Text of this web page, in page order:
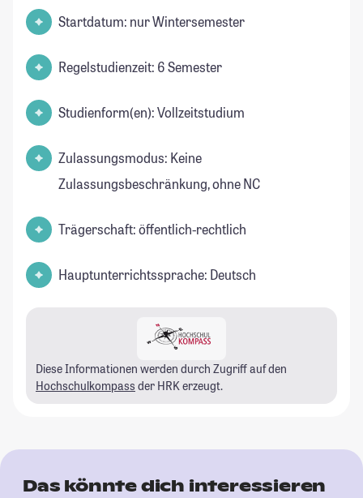
Startdatum: nur Wintersemester
Regelstudienzeit: 6 Semester
Studienform(en): Vollzeitstudium
Zulassungsmodus: Keine
Zulassungsbeschränkung, ohne NC
Trägerschaft: öffentlich-rechtlich
Hauptunterrichtssprache: Deutsch
Diese Informationen werden durch Zugriff auf den
Hochschulkompass der HRK erzeugt.
Das könnte dich interessieren